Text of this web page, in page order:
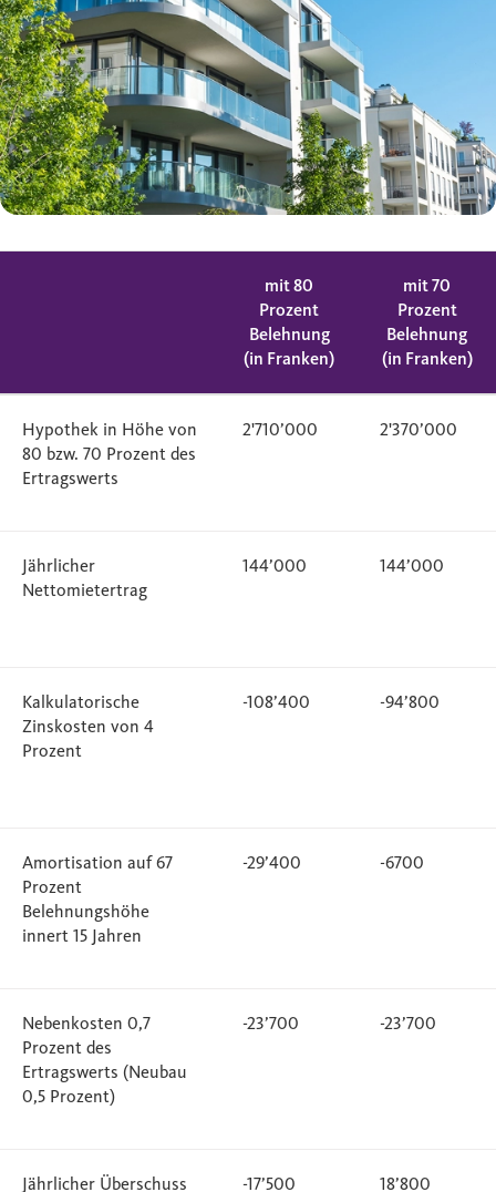
mit 80
Prozent
Belehnung
(in Franken)
mit 70
Prozent
Belehnung
(in Franken)
Hypothek in Höhe von
80 bzw. 70 Prozent des
Ertragswerts
2'710’000 2'370’000
Jährlicher
Nettomietertrag
144’000 144’000
Kalkulatorische
Zinskosten von 4
Prozent
-108’400 -94’800
Amortisation auf 67
Prozent
Belehnungshöhe
innert 15 Jahren
-29’400 -6700
Nebenkosten 0,7
Prozent des
Ertragswerts (Neubau
0,5 Prozent)
-23’700 -23’700
Jährlicher Überschuss -17’500 18’800